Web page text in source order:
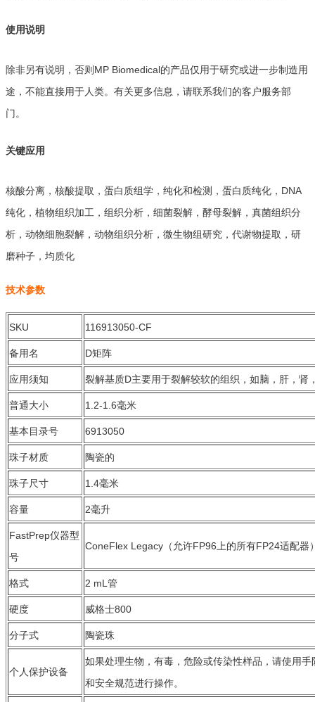
使用说明
除非另有说明，否则MP Biomedical的产品仅用于研究或进一步制造用
途，不能直接用于人类。有关更多信息，请联系我们的客户服务部
门。
关键应用
核酸分离，核酸提取，蛋白质组学，纯化和检测，蛋白质纯化，DNA
纯化，植物组织加工，组织分析，细菌裂解，酵母裂解，真菌组织分
析，动物细胞裂解，动物组织分析，微生物组研究，代谢物提取，研
磨种子，均质化
技术参数
SKU 116913050-CF
备用名 D矩阵
应用须知 裂解基质D主要用于裂解较软的组织，如脑，肝，
普通大小 1.2-1.6毫米
基本目录号 6913050
珠子材质 陶瓷的
珠子尺寸 1.4毫米
容量 2毫升
FastPrep仪器型
号
ConeFlex Legacy（允许FP96上的所有FP24适配
格式 2 mL管
硬度 威格士800
分子式 陶瓷珠
个人保护设备
如果处理生物，有毒，危险或传染性样品，请使用
和安全规范进行操作。